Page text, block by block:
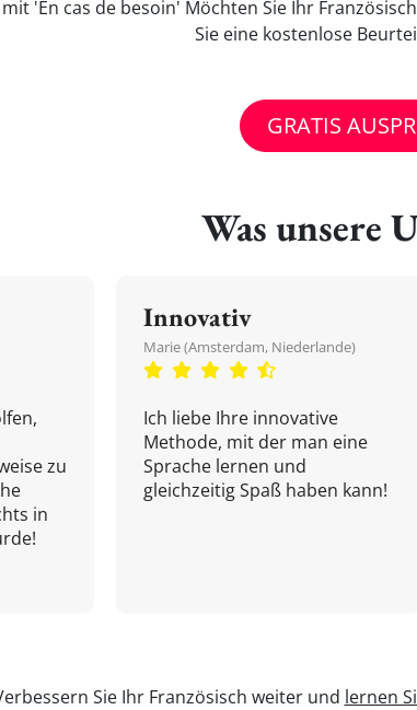
'En cas de besoin' Möchten Sie Ihr
Sie eine kostenlose
GRATIS
Was unsere
zu
in
Innovativ
Marie (Amsterdam, Niederlande)
Ich liebe Ihre innovative
Methode, mit der man eine
Sprache lernen und
gleichzeitig Spaß haben kann!
Sie Ihr Französisch weiter und lernen